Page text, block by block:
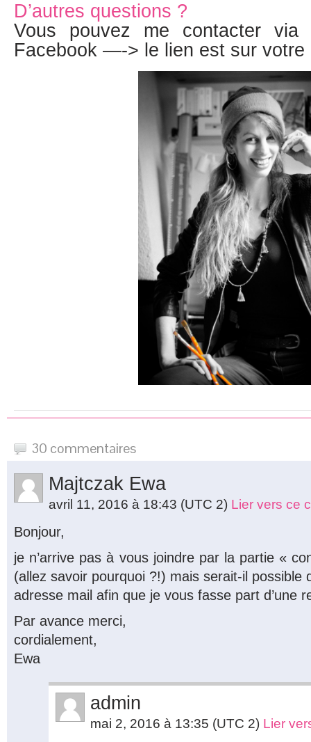
D’autres questions ?
Vous pouvez me contacter
Facebook —-> le lien est sur votre
30 commentaires
Majtczak Ewa
avril 11, 2016 à 18:43 (UTC 2) Lier vers ce
Bonjour,
je n’arrive pas à vous joindre par la partie «
(allez savoir pourquoi ?!) mais serait-il possible
adresse mail afin que je vous fasse part d’une
Par avance merci,
cordialement,
Ewa
admin
mai 2, 2016 à 13:35 (UTC 2) Lier